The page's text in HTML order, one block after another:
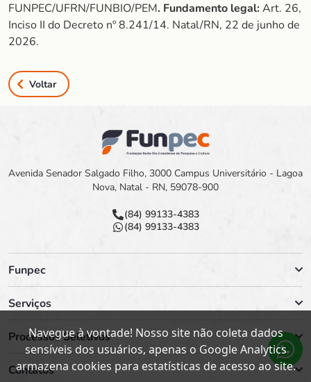
FUNPEC/UFRN/FUNBIO/PEM. Fundamento legal:Art. 26,
Inciso II do Decreto nº 8.241/14. Natal/RN, 22 de junho de
2026.
Voltar
Avenida Senador Salgado Filho, 3000 Campus Universitário - Lagoa
Nova, Natal - RN, 59078-900
(84) 99133-4383
(84) 99133-4383
Funpec
Serviços
Processos Seletivos
Contatos
Navegue à vontade! Nosso site não coleta dados
sensíveis dos usuários, apenas o Google Analytics
armazena cookies para estatísticas de acesso ao site.